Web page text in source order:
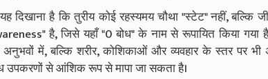
दिखाना है कि तुरीय कोई रहस्यमय चौथा "स्टेट" नहीं, बल्कि
है, जिसे यहाँ "0 बोध" के नाम से रूपायित किया गया
में, बल्कि शरीर, कोशिकाओं और व्यवहार के स्तर पर
उपकरणों से आंशिक रूप से मापा जा सकता है।